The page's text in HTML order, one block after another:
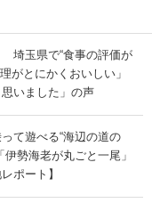
埼玉県で“食事の評価が
がとにかくおいしい」
思いました」の声
て遊べる“海辺の道の
勢海老が丸ごと一尾」
ポート】